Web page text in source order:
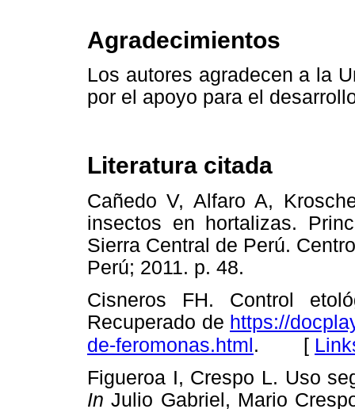
Agradecimientos
Los autores agradecen a la
por el apoyo para el
Literatura citada
Cañedo V, Alfaro A,
insectos en hortalizas.
Sierra Central de Perú.
Perú; 2011. p. 48.
Cisneros FH. Control
Recuperado de https://
de-feromonas.html. [
Figueroa I, Crespo L. Uso
In Julio Gabriel, Mario